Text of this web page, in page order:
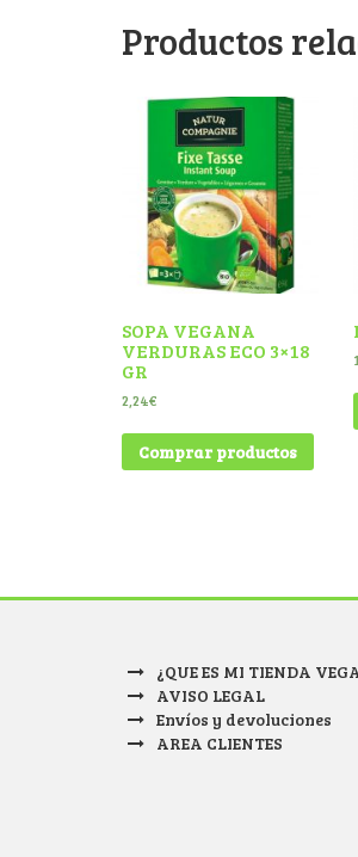
Productos
SOPA VEGANA
VERDURAS ECO 3×18
GR
2,24€
Comprar productos
¿QUE ES MI TIENDA
AVISO LEGAL
Envíos y devoluciones
AREA CLIENTES